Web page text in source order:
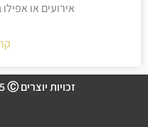
אירועים או
זכויות יוצרים RingEvents.co.il 2025 Ⓒ